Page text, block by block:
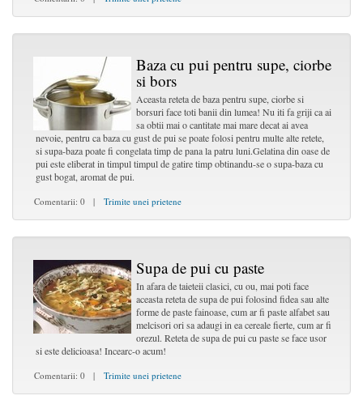
Baza cu pui pentru supe, ciorbe
si bors
Aceasta reteta de baza pentru supe, ciorbe si
borsuri face toti banii din lumea! Nu iti fa griji ca ai
sa obtii mai o cantitate mai mare decat ai avea
nevoie, pentru ca baza cu gust de pui se poate folosi pentru multe alte retete,
si supa-baza poate fi congelata timp de pana la patru luni.Gelatina din oase de
pui este eliberat in timpul timpul de gatire timp obtinandu-se o supa-baza cu
gust bogat, aromat de pui.
Comentarii: 0 | Trimite unei prietene
Supa de pui cu paste
In afara de taieteii clasici, cu ou, mai poti face
aceasta reteta de supa de pui folosind fidea sau alte
forme de paste fainoase, cum ar fi paste alfabet sau
melcisori ori sa adaugi in ea cereale fierte, cum ar fi
orezul. Reteta de supa de pui cu paste se face usor
si este delicioasa! Incearc-o acum!
Comentarii: 0 | Trimite unei prietene